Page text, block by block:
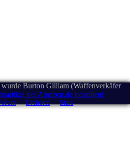
Burton Gilliam (Waffenverkäfer
bei Amazon.de bestellen!
Drehorte Stars